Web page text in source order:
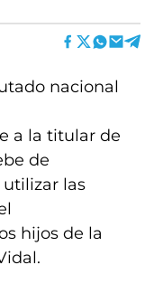
nacional
a la titular de
de
las
hijos de la